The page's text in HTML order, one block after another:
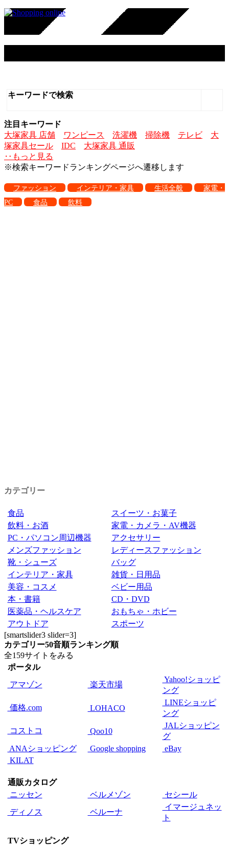
キーワードで検索
注目キーワード
大塚家具 店舗
ワンピース 洗濯機 掃除機 テレビ
大
塚家具セール
IDC
大塚家具 通販
‥もっと見る
※検索キーワードランキングページへ遷移します
ファッション インテリア・家具 生活全般
家電・
PC
食品 飲料
カテゴリー
食品
スイーツ・お菓子
飲料・お酒
家電・カメラ・AV機器
PC・パソコン周辺機器
アクセサリー
メンズファッション
レディースファッション
靴・シューズ
バッグ
インテリア・家具
雑貨・日用品
美容・コスメ
ベビー用品
本・書籍
CD・DVD
医薬品・ヘルスケア
おもちゃ・ホビー
アウトドア
スポーツ
[smartslider3 slider=3]
カテゴリー50音順ランキング順
全159サイトをみる
ポータル
アマゾン
楽天市場
Yahoo!ショッピ
ング
価格.com
LOHACO
LINEショッピ
ング
コストコ
Qoo10
JALショッピン
グ
ANAショッピング
Google shopping
eBay
KILAT
通販カタログ
ニッセン
ベルメゾン
セシール
ディノス
ベルーナ
イマージュネッ
ト
TVショッピング